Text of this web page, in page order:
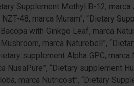
Supplement Methyl B-12, marca
48, marca Muram”, “Dietary
with Ginkgo Leaf, marca
marca Naturebell”,
supplement Alpha GPC, marca
NusaPure”, “Dietary supplement
marca Nutricost”, “Dietary